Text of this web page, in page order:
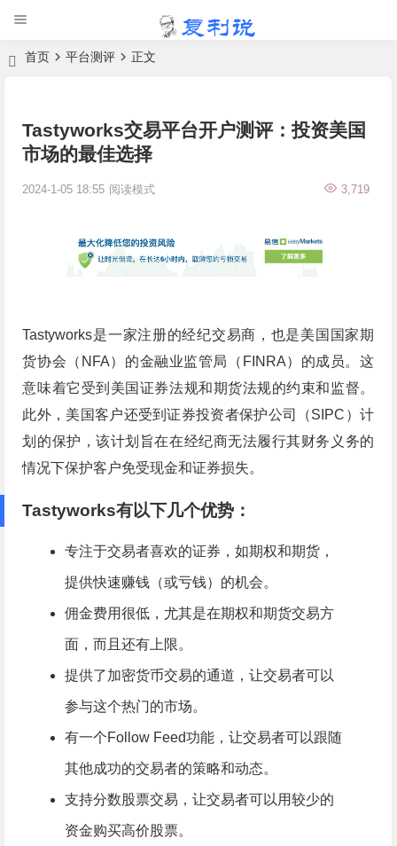
首页 平台测评 正文
Tastyworks交易平台开户测评：投资美国
市场的最佳选择
2024-1-05 18:55 3,719
阅读模式
Tastyworks是一家注册的经纪交易商，也是美国国家期
货协会（NFA）的金融业监管局（FINRA）的成员。这
意味着它受到美国证券法规和期货法规的约束和监督。
此外，美国客户还受到证券投资者保护公司（SIPC）计
划的保护，该计划旨在在经纪商无法履行其财务义务的
情况下保护客户免受现金和证券损失。
Tastyworks有以下几个优势：
专注于交易者喜欢的证券，如期权和期货，
提供快速赚钱（或亏钱）的机会。
佣金费用很低，尤其是在期权和期货交易方
面，而且还有上限。
提供了加密货币交易的通道，让交易者可以
参与这个热门的市场。
有一个Follow Feed功能，让交易者可以跟随
其他成功的交易者的策略和动态。
支持分数股票交易，让交易者可以用较少的
资金购买高价股票。